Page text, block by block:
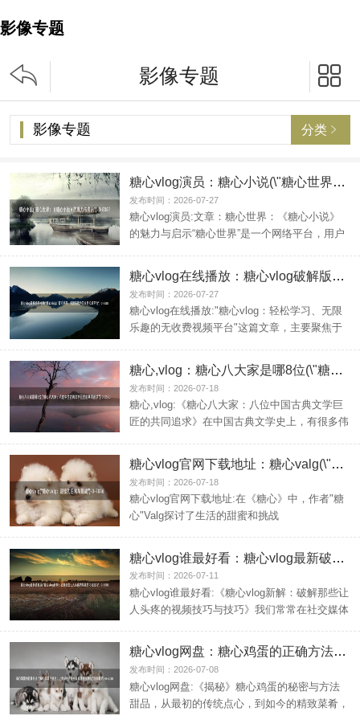
影像专题
 影像专题 
影像专题 分类 
糖心vlog演员：糖心小说(\"糖心世界：《糖心小说》的魅力与启示\")
发布时间：2026-07-27
糖心vlog演员:文章：糖心世界：《糖心小说》
的魅力与启示“糖心世界”是一个网络平台，用户
糖心vlog在线播放：糖心vlog破解版无付费(\"糖心vlog：轻松学习、无限乐趣的无收费视频平台\")
发布时间：2026-07-27
糖心vlog在线播放:"糖心vlog：轻松学习、无限
乐趣的无收费视频平台"这篇文章，主要聚焦于
糖心,vlog：糖心八大家是哪8位(\"糖心八大家：八位中国古典文学巨匠的共同追求\")
发布时间：2026-07-18
糖心,vlog:《糖心八大家：八位中国古典文学巨
匠的共同追求》在中国古典文学史上，有很多伟
糖心vlog官网下载地址：糖心valg(\"糖心valg：甜蜜的日常与挑战\")
发布时间：2026-07-18
糖心vlog官网下载地址:在《糖心》中，作者"糖
心"Valg探讨了生活的甜蜜和挑战
糖心vlog谁最好看：糖心vlog最新破解版(\"糖心vlog新解：破解那些让人头疼的视频技巧和技巧\")
发布时间：2026-07-11
糖心vlog谁最好看:《糖心vlog新解：破解那些让
人头疼的视频技巧与技巧》我们常常在社交媒体
糖心vlog网盘：糖心鸡蛋的正确方法(\"\"糖心鸡蛋的秘密：让食材在烹饪中发挥最佳效果的方法和技巧)
发布时间：2026-07-08
糖心vlog网盘:《揭秘》糖心鸡蛋的秘密与方法
甜品，从最初的传统点心，到如今的精致菜肴，